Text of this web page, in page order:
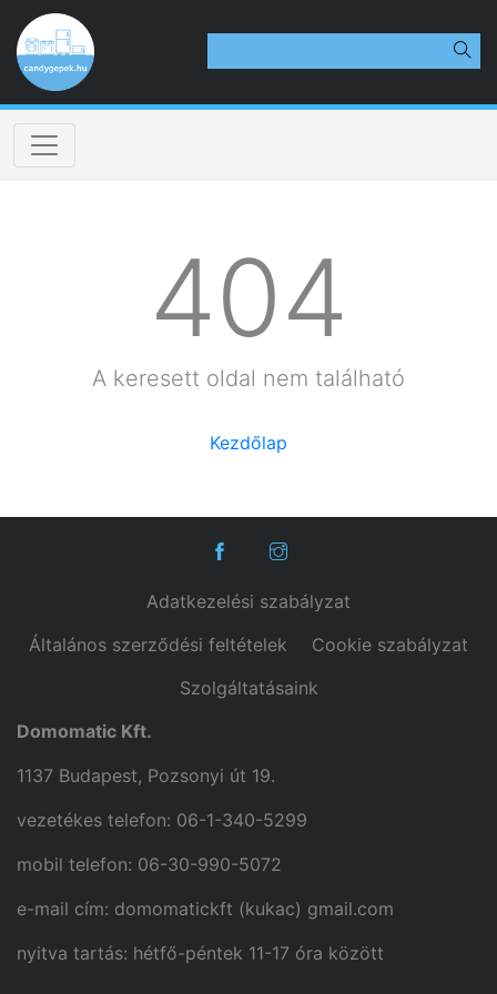
404
A keresett oldal nem található
Kezdőlap
Adatkezelési szabályzat
Általános szerződési feltételek
Cookie szabályzat
Szolgáltatásaink
Domomatic Kft.
1137 Budapest, Pozsonyi út 19.
vezetékes telefon: 06-1-340-5299
mobil telefon: 06-30-990-5072
e-mail cím: domomatickft (kukac) gmail.com
nyitva tartás: hétfő-péntek 11-17 óra között